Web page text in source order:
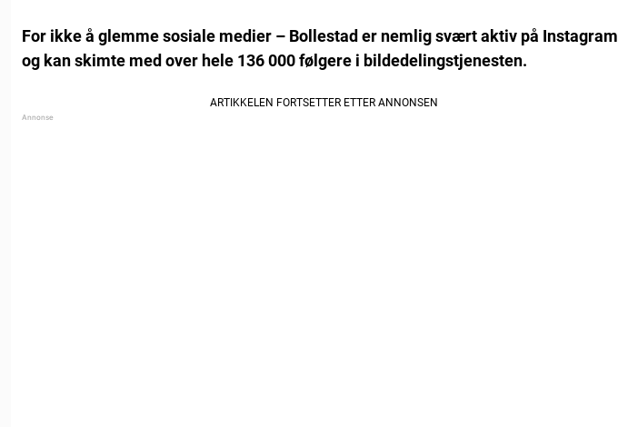
For ikke å glemme sosiale medier – Bollestad er nemlig svært aktiv på Instagram
og kan skimte med over hele 136 000 følgere i bildedelingstjenesten.